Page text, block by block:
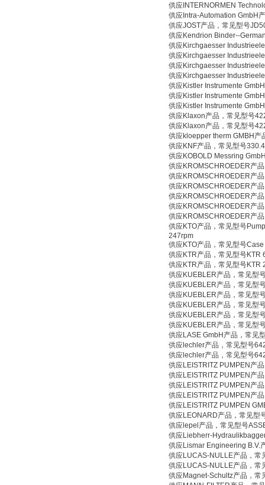
供应INTERNORMEN
供应Intra-Automation GmbH
供应JOST产品，常见型号
供应Kendrion Binder--
供应Kirchgaesser
供应Kirchgaesser
供应Kirchgaesser
供应Kirchgaesser
供应Kistler Instrumente
供应Kistler Instrumente
供应Kistler Instrumente
供应Klaxon产品，常见型号
供应Klaxon产品，常见型号
供应kloepper therm GMBH
供应KNF产品，常见型号330.4
供应KOBOLD Messring
供应KROMSCHROEDER产
供应KROMSCHROEDER产
供应KROMSCHROEDER产
供应KROMSCHROEDER产
供应KROMSCHROEDER产
供应KROMSCHROEDER产
供应KTO产品，常见型号
247rpm
供应KTO产品，常见型号
供应KTR产品，常见型号KTR
供应KTR产品，常见型号KTR
供应KUEBLER产品，常见型
供应KUEBLER产品，常见型
供应KUEBLER产品，常见型
供应KUEBLER产品，常见型
供应KUEBLER产品，常见型
供应KUEBLER产品，常见型
供应LASE GmbH产品，常见
供应lechler产品，常见型号
供应lechler产品，常见型号
供应LEISTRITZ PUMPEN产
供应LEISTRITZ PUMPEN产
供应LEISTRITZ PUMPEN产
供应LEISTRITZ PUMPEN产
供应LEISTRITZ PUMPEN
供应LEONARD产品，常见型
供应lepel产品，常见型号
供应Liebherr-
供应Lismar Engineering B.V.
供应LUCAS-NULLE产品，常
供应LUCAS-NULLE产品，
供应Magnet-Schultz产品，